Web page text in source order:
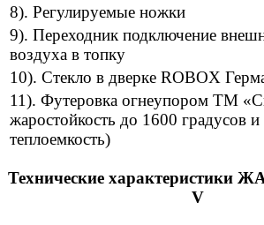
8). Регулируемые ножки
9). Переходник подключение
воздуха в топку
10). Стекло в дверке ROBOX
11). Футеровка огнеупором ТМ
жаростойкость до 1600 градусов
теплоемкость)
Технические характеристики
V